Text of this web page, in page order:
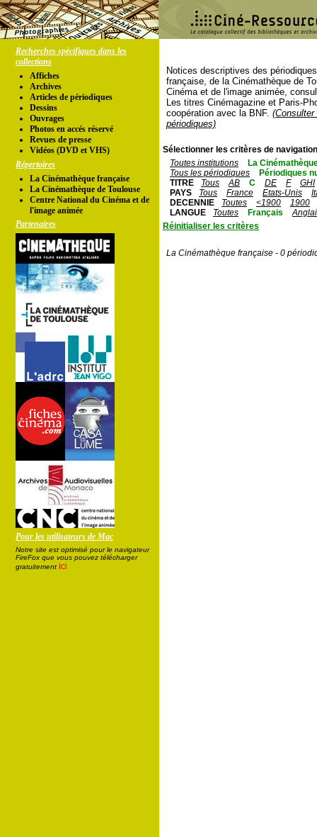
Recherches spécifiques dans les
collections
Affiches
Archives
Articles de périodiques
Dessins
Ouvrages
Photos en accés réservé
Revues de presse
Vidéos (DVD et VHS)
Répertoires
La Cinémathèque française
La Cinémathèque de Toulouse
Centre National du Cinéma et de
l'image animée
Partenaires
Pour les utilisateurs de Mac
Notre site est optimisé pour le navigateur
FireFox que vous pouvez télécharger
gratuitement ici
Notices descriptives des
française, de la Cinémathèque de
Cinéma et de l'image animée,
Les titres Cinémagazine et Paris-
coopération avec la BNF.
périodiques)
Sélectionner les critères de
Toutes institutions
La
Tous les périodiques
Périodiques
TITRE
Tous AB C DE F
GHI
PAYS
Tous France Etats-Unis
DECENNIE
Toutes <1900
1900
LANGUE
Toutes Français
Réinitialiser les critères
La Cinémathèque française - 0